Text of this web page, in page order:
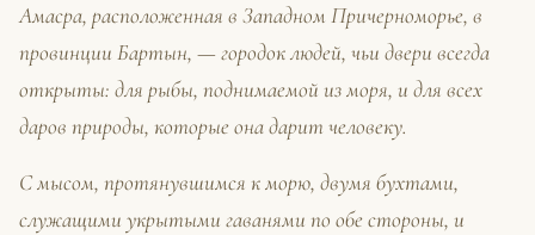
Амасра, расположенная в Западном Причерноморье, в
провинции Бартын, — городок людей, чьи двери всегда
открыты: для рыбы, поднимаемой из моря, и для всех
даров природы, которые она дарит человеку.
С мысом, протянувшимся к морю, двумя бухтами,
служащими укрытыми гаванями по обе стороны, и